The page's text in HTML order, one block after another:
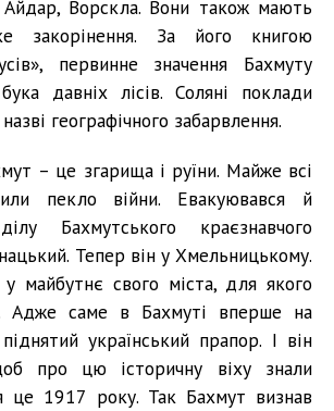
Ворскла. Вони також мають
закорінення. За його книгою
первинне значення Бахмуту
давніх лісів. Соляні поклади
географічного забарвлення.
– це згарища і руїни. Майже всі
пекло війни. Евакуювався й
Бахмутського краєзнавчого
Тепер він у Хмельницькому.
у майбутнє свого міста, для якого
Адже саме в Бахмуті вперше на
український прапор. І він
про цю історичну віху знали
це 1917 року. Так Бахмут визнав